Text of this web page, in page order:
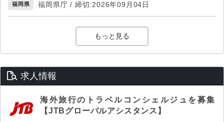
福岡県 福岡県庁 / 締切:2026年09月04日
もっと見る
求人情報
海外旅行のトラベルコンシェルジュを募集
【JTBグローバルアシスタンス】